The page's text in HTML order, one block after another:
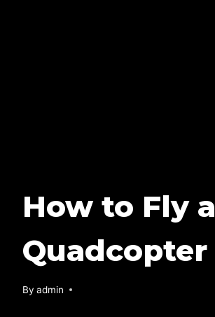
VIEWS
How to Fly a
Quadcopter
By admin
July 20, 2017